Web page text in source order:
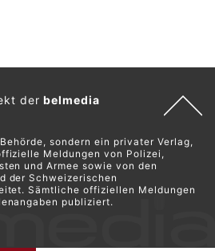
derbelmedia
sondern ein privater Verlag,
Meldungen von Polizei,
und Armee sowie von den
der Schweizerischen
Sämtliche offiziellen Meldungen
publiziert.